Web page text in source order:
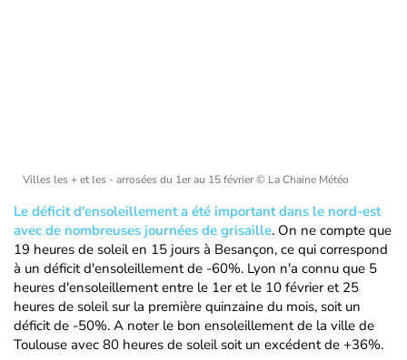
Villes les + et les - arrosées du 1er au 15 février© La Chaine Météo
Le déficit d'ensoleillement a été important dans le nord-est
avec de nombreuses journées de grisaille. On ne compte que
19 heures de soleil en 15 jours à Besançon, ce qui correspond
à un déficit d'ensoleillement de -60%. Lyon n'a connu que 5
heures d'ensoleillement entre le 1er et le 10 février et 25
heures de soleil sur la première quinzaine du mois, soit un
déficit de -50%. A noter le bon ensoleillement de la ville de
Toulouse avec 80 heures de soleil soit un excédent de +36%.